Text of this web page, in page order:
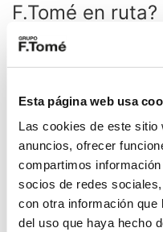
Esta página web usa
Las cookies de este sitio
anuncios, ofrecer
compartimos
socios de redes
con otra información que
del uso que haya hecho
F.Tomé en ruta?
Estamos
aventura y estamos
aventura MUY